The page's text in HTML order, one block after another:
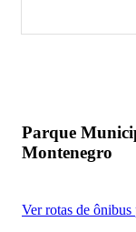
Parque
Montenegro
Ver rotas de